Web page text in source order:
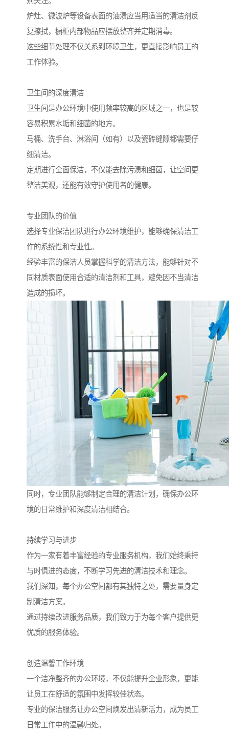
炉灶、微波炉等设备表面的油渍应当用适当的清洁剂反
复擦拭，橱柜内部物品应摆放整齐并定期消毒。
这些细节处理不仅关系到环境卫生，更直接影响员工的
工作体验。
卫生间的深度清洁
卫生间是办公环境中使用频率较高的区域之一，也是较
容易积累水垢和细菌的地方。
马桶、洗手台、淋浴间（如有）以及瓷砖缝隙都需要仔
细清洁。
定期进行全面保洁，不仅能去除污渍和细菌，让空间更
整洁美观，还能有效守护使用者的健康。
专业团队的价值
选择专业保洁团队进行办公环境维护，能够确保清洁工
作的系统性和专业性。
经验丰富的保洁人员掌握科学的清洁方法，能够针对不
同材质表面使用合适的清洁剂和工具，避免因不当清洁
造成的损坏。
同时，专业团队能够制定合理的清洁计划，确保办公环
境的日常维护和深度清洁相结合。
持续学习与进步
作为一家有着丰富经验的专业服务机构，我们始终秉持
与时俱进的态度，不断学习先进的清洁技术和理念。
我们深知，每个办公空间都有其独特之处，需要量身定
制清洁方案。
通过持续改进服务品质，我们致力于为每个客户提供更
优质的服务体验。
创造温馨工作环境
一个洁净整齐的办公环境，不仅能提升企业形象，更能
让员工在舒适的氛围中发挥较佳状态。
专业的保洁服务让办公空间焕发出清新活力，成为员工
日常工作中的温馨归处。